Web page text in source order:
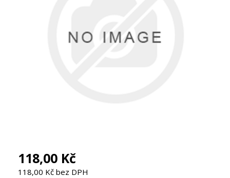
118,00 Kč
118,00 Kč bez DPH